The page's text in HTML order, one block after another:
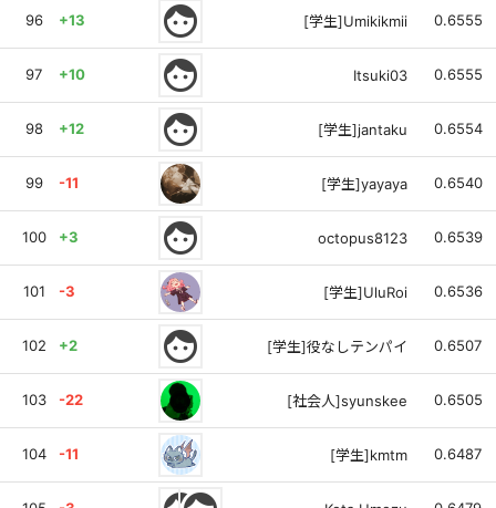
96 +13 face [学生]Umikikmii 0.6555
97 +10 face Itsuki03 0.6555
98 +12 face [学生]jantaku 0.6554
99 -11 [学生]yayaya 0.6540
100 +3 face octopus8123 0.6539
101 -3 [学生]UluRoi 0.6536
102 +2 face [学生]役なしテンパイ 0.6507
103 -22 [社会人]syunskee 0.6505
104 -11 [学生]kmtm 0.6487